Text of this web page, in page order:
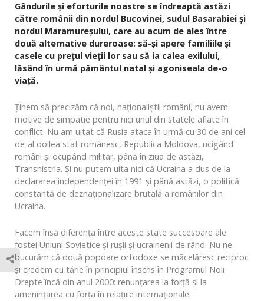
Gândurile și eforturile noastre se îndreaptă astăzi
către românii din nordul Bucovinei, sudul Basarabiei și
nordul Maramureșului, care au acum de ales între
două alternative dureroase: să-și apere familiile și
casele cu prețul vieții lor sau să ia calea exilului,
lăsând în urmă pământul natal și agoniseala de-o
viață.
Ținem să precizăm că noi, naționaliștii români, nu avem
motive de simpatie pentru nici unul din statele aflate în
conflict. Nu am uitat că Rusia ataca în urmă cu 30 de ani cel
de-al doilea stat românesc, Republica Moldova, ucigând
români și ocupând militar, până în ziua de astăzi,
Transnistria. Și nu putem uita nici că Ucraina a dus de la
declararea independenței în 1991 și până astăzi, o politică
constantă de deznaționalizare brutală a românilor din
Ucraina.
Facem însă diferența între aceste state succesoare ale
fostei Uniuni Sovietice și rușii și ucrainenii de rând. Nu ne
bucurăm că două popoare ortodoxe se măcelăresc reciproc
și credem cu tărie în principiul înscris în Programul Noii
Drepte încă din anul 2000: renunțarea la forță și la
amenințarea cu forța în relațiile internaționale.